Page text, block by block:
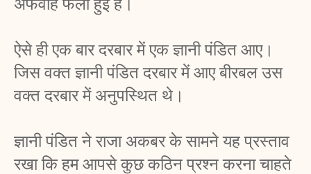
ऐसे ही एक बार दरबार में एक ज्ञानी पंडित आए।
जिस वक्त ज्ञानी पंडित दरबार में आए बीरबल उस
वक्त दरबार में अनुपस्थित थे।
ज्ञानी पंडित ने राजा अकबर के सामने यह प्रस्ताव
रखा कि हम आपसे कुछ कठिन प्रश्न करना चाहते